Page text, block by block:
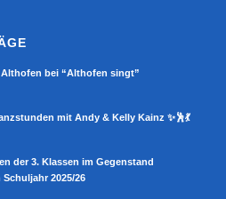
bei “Althofen singt”
mit Andy & Kelly Kainz ✨🕺💃
der 3. Klassen im Gegenstand
2025/26